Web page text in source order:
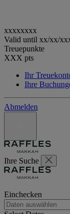
xxxxxxxx
Valid until xx/xx/
Treuepunkte
XXX pts
Ihr
Ihre
Abmelden
Ihre Suche
Einchecken